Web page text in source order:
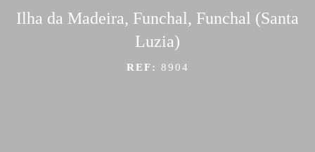
Ilha da Madeira, Funchal, Funchal (Santa
Luzia)
REF: 8904